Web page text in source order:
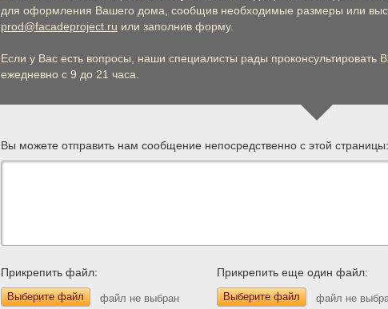
для оформления Вашего дома, сообщив необходимые размеры или
prod@facadeproject.ru или заполнив форму.
Если у Вас есть вопросы, наши специалисты рады проконсультировать
ежедневно с 9 до 21 часа.
Вы можете отправить нам сообщение непосредственно с этой страницы:
Прикрепить файл:
Выберите файл
Прикрепить еще один файл:
Выберите файл